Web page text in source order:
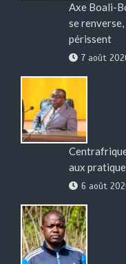
Axe Boali-
se
périssent
7 août
aux
6 août